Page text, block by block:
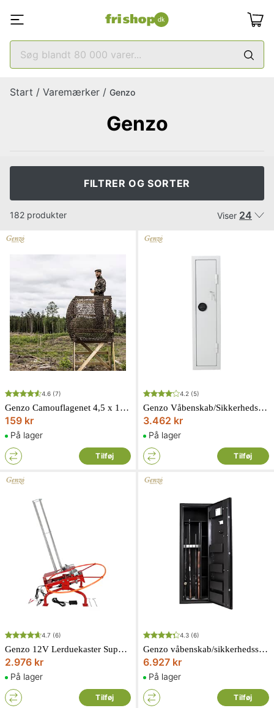
Start / Varemærker / Genzo
Genzo
FILTRER OG SORTER
182 produkter Viser 24
4.6 (7)
Genzo Camouflagenet 4,5 x 1,5 m
159 kr
På lager
Tilføj
4.2 (5)
Genzo Våbenskab/Sikkerhedsskab Solidsafe 80 kg Nøglelås
3.462 kr
På lager
Tilføj
4.7 (6)
Genzo 12V Lerduekaster SuperTrap X90
2.976 kr
På lager
Tilføj
4.3 (6)
Genzo våbenskab/sikkerhedsskab SolidSafe 152 kg nøglelås Black edition
6.927 kr
På lager
Tilføj